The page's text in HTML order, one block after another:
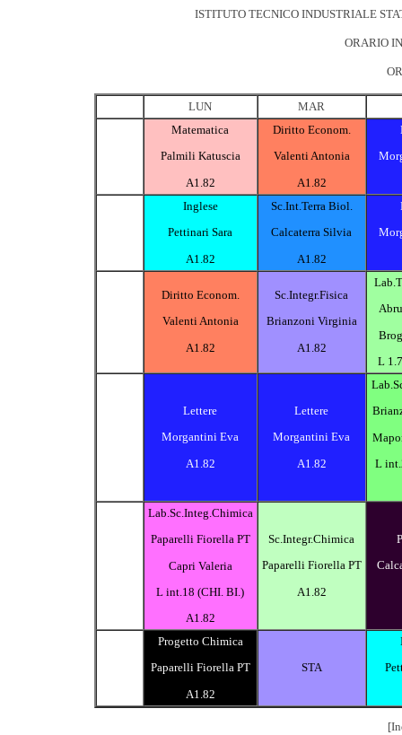
ISTITUTO TECNICO INDUSTRIALE
ORARIO
LUN
MAR
Matematica
Palmili Katuscia
A1.82
Diritto Econom.
Valenti Antonia
A1.82
Inglese
Pettinari Sara
A1.82
Sc.Int.Terra Biol.
Calcaterra Silvia
A1.82
Diritto Econom.
Valenti Antonia
A1.82
Sc.Integr.Fisica
Brianzoni Virginia
A1.82
L
Lettere
Morgantini Eva
A1.82
Lettere
Morgantini Eva
A1.82
L
Lab.Sc.Integ.Chimica
Paparelli Fiorella PT
Capri Valeria
L int.18 (CHI. BI.)
A1.82
Sc.Integr.Chimica
Paparelli Fiorella PT
A1.82
Progetto Chimica
Paparelli Fiorella PT
A1.82
STA